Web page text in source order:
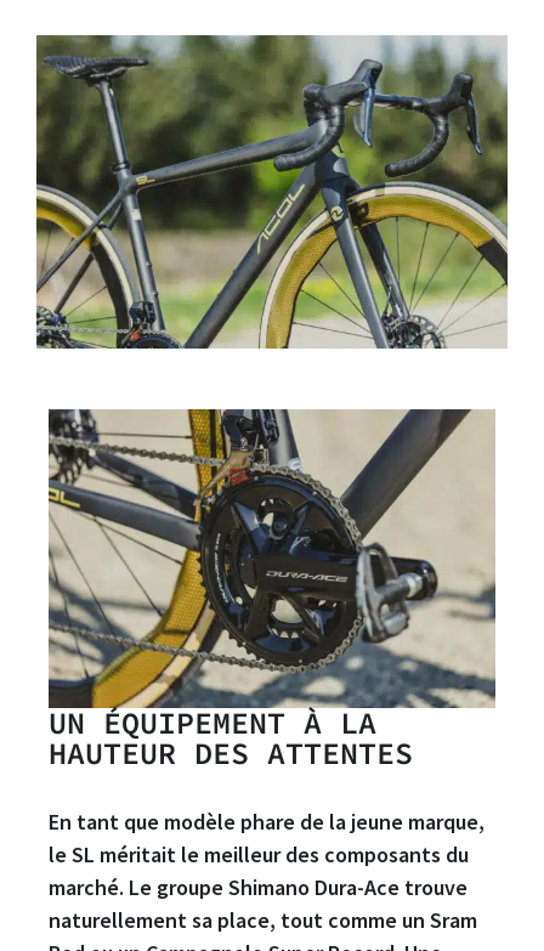
UN ÉQUIPEMENT À LA
HAUTEUR DES ATTENTES
En tant que modèle phare de la jeune marque,
le SL méritait le meilleur des composants du
marché. Le groupe Shimano Dura-Ace trouve
naturellement sa place, tout comme un Sram